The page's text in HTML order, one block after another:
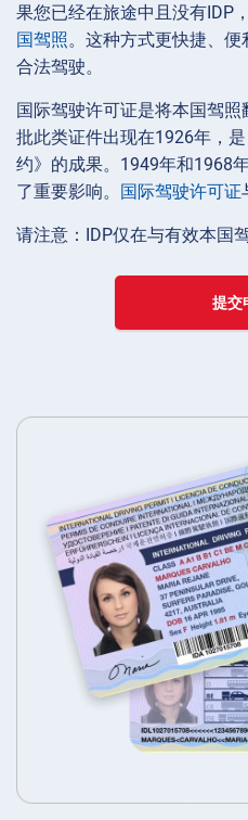
果您已经在旅途中且没有IDP
国驾照。这种方式更快捷、
合法驾驶。
国际驾驶许可证是将本国驾
批此类证件出现在1926年，
约》的成果。1949年和1968
了重要影响。
国际驾驶许可证
请注意：IDP仅在与有效本国
提交